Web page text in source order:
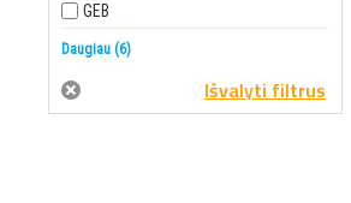
GEB
Inter-s
Motive
Daugiau (6)